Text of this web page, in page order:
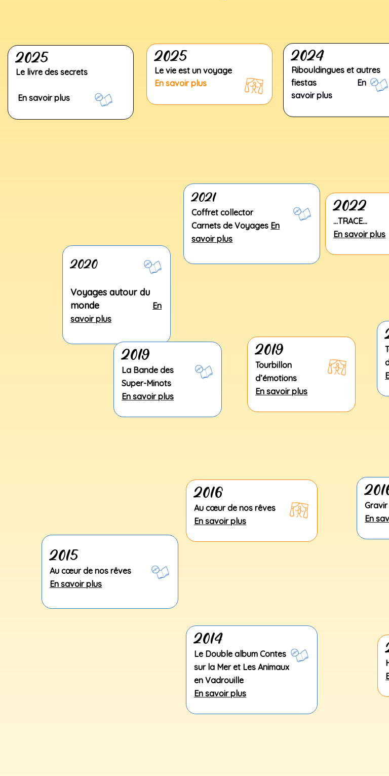
2024
Ribouldingues etautres
fiestas En
savoir plus
2025
Le vie est un voyage
En savoir plus
2025
Le livre des secrets
En savoir plus
2021
Coffret collector
Carnets de Voyages En
savoir plus
2022
…TRACE…
En savoir plus
2020
Voyages autour du
monde
En
savoir plus
2019
La Bande des
Super-Minots
En savoir plus
2019
Tourbillon
d’émotions
En savoir plus
2015
Au cœur de nos rêves
En savoir plus
2016
Au cœur de nos rêves
En savoir plus
En
2014
Le Double album Contes
sur la Mer et Les Animaux
en Vadrouille
En savoir plus